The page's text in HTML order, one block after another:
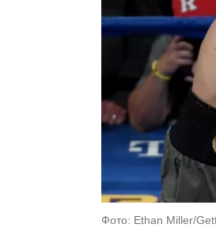
Фото: Ethan Miller/